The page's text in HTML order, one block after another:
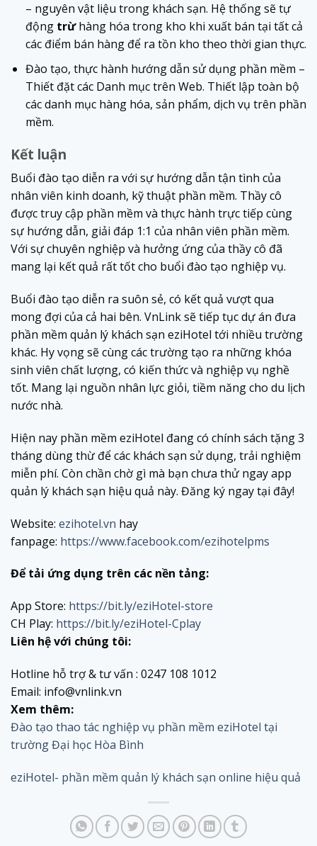
– nguyên vật liệu trong khách sạn. Hệ thống sẽ tự
độngtrừhàng hóa trong kho khi xuất bán tại tất cả
các điểm bán hàng để ra tồn kho theo thời gian thực.
Đào tạo, thực hành hướng dẫn sử dụng phần mềm –
Thiết đặt các Danh mục trên Web. Thiết lập toàn bộ
các danh mục hàng hóa, sản phẩm, dịch vụ trên phần
mềm.
Kết luận
Buổi đào tạo diễn ra với sự hướng dẫn tận tình của
nhân viên kinh doanh, kỹ thuật phần mềm. Thầy cô
được truy cập phần mềm và thực hành trực tiếp cùng
sự hướng dẫn, giải đáp 1:1 của nhân viên phần mềm.
Với sự chuyên nghiệp và hưởng ứng của thầy cô đã
mang lại kết quả rất tốt cho buổi đào tạo nghiệp vụ.
Buổi đào tạo diễn ra suôn sẻ, có kết quả vượt qua
mong đợi của cả hai bên. VnLink sẽ tiếp tục dự án đưa
phần mềm quản lý khách sạn eziHotel tới nhiều trường
khác. Hy vọng sẽ cùng các trường tạo ra những khóa
sinh viên chất lượng, có kiến thức và nghiệp vụ nghề
tốt. Mang lại nguồn nhân lực giỏi, tiềm năng cho du lịch
nước nhà.
Hiện nay phần mềm eziHotel đang có chính sách tặng 3
tháng dùng thừ để các khách sạn sử dụng, trải nghiệm
miễn phí. Còn chần chờ gì mà bạn chưa thử ngay app
quản lý khách sạn hiệu quả này. Đăng ký ngay tại đây!
Website: ezihotel.vn hay
fanpage: https://www.facebook.com/ezihotelpms
Để tải ứng dụng trên các nền tảng:
App Store: https://bit.ly/eziHotel-store
CH Play: https://bit.ly/eziHotel-Cplay
Liên hệ với chúng tôi:
Hotline hỗ trợ & tư vấn : 0247 108 1012
Email: info@vnlink.vn
Xem thêm:
Đào tạo thao tác nghiệp vụ phần mềm eziHotel tại
trường Đại học Hòa Bình
eziHotel- phần mềm quản lý khách sạn online hiệu quả